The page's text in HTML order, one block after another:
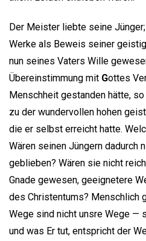
Der Meister liebte seine
Werke als Beweis seiner
nun seines Vaters Wille
Übereinstimmung mit Gottes
Menschheit gestanden hätte,
zu der wundervollen hohen
die er selbst erreicht hatte.
Wären seinen Jüngern dadurch
geblieben? Wären sie nicht
Gnade gewesen, geeignetere
des Christentums? Menschlich
Wege sind nicht unsre Wege —
und was Er tut, entspricht der